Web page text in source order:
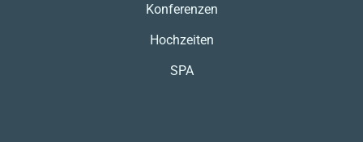
Konferenzen
Hochzeiten
SPA